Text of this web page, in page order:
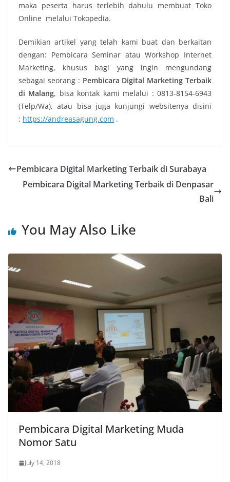
maka peserta harus terlebih dahulu membuat Toko
Online melalui Tokopedia.
Demikian artikel yang telah kami buat dan berkaitan
dengan: Pembicara Seminar atau Workshop Internet
Marketing, khusus bagi yang ingin mengundang
sebagai seorang : Pembicara Digital Marketing Terbaik
di Malang, bisa kontak kami melalui : 0813-8154-6943
(Telp/Wa), atau bisa juga kunjungi websitenya disini
: https://andreasagung.com .
Pembicara Digital Marketing Terbaik di Surabaya
Pembicara Digital Marketing Terbaik di Denpasar
Bali
You May Also Like
Pembicara Digital Marketing Muda
Nomor Satu
July 14, 2018